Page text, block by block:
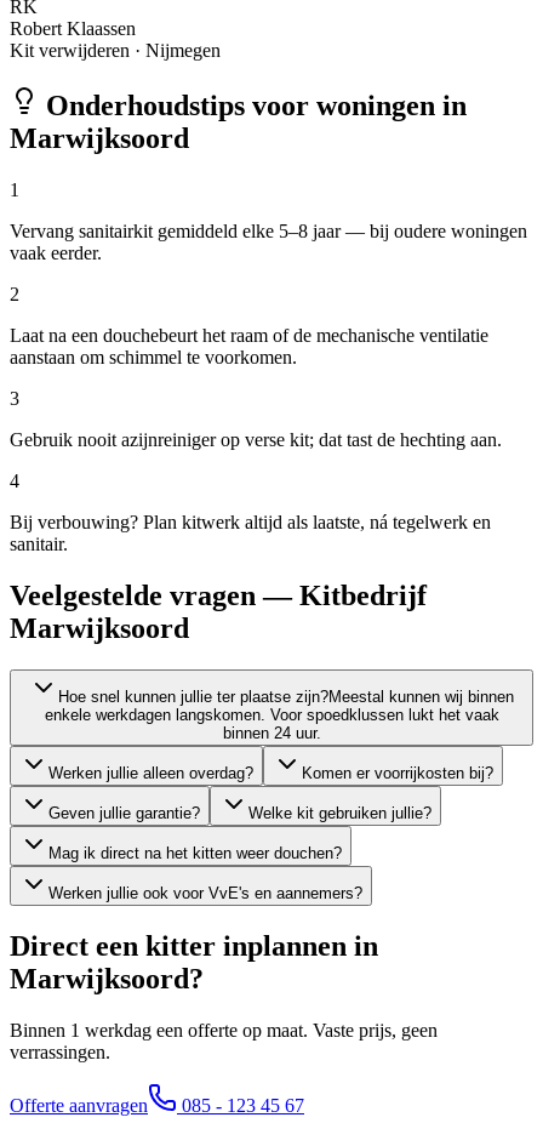
RK
Robert Klaassen
Kit verwijderen · Nijmegen
Onderhoudstips voor woningen in
Marwijksoord
1
Vervang sanitairkit gemiddeld elke 5–8 jaar — bij oudere woningen
vaak eerder.
2
Laat na een douchebeurt het raam of de mechanische ventilatie
aanstaan om schimmel te voorkomen.
3
Gebruik nooit azijnreiniger op verse kit; dat tast de hechting aan.
4
Bij verbouwing? Plan kitwerk altijd als laatste, ná tegelwerk en
sanitair.
Veelgestelde vragen — Kitbedrijf
Marwijksoord
Hoe snel kunnen jullie ter plaatse zijn?Meestal kunnen wij binnen
enkele werkdagen langskomen. Voor spoedklussen lukt het vaak
binnen 24 uur.
Werken jullie alleen overdag? Komen er voorrijkosten bij?
Geven jullie garantie? Welke kit gebruiken jullie?
Mag ik direct na het kitten weer douchen?
Werken jullie ook voor VvE's en aannemers?
Direct een kitter inplannen in
Marwijksoord?
Binnen 1 werkdag een offerte op maat. Vaste prijs, geen
verrassingen.
Offerte aanvragen 085 - 123 45 67